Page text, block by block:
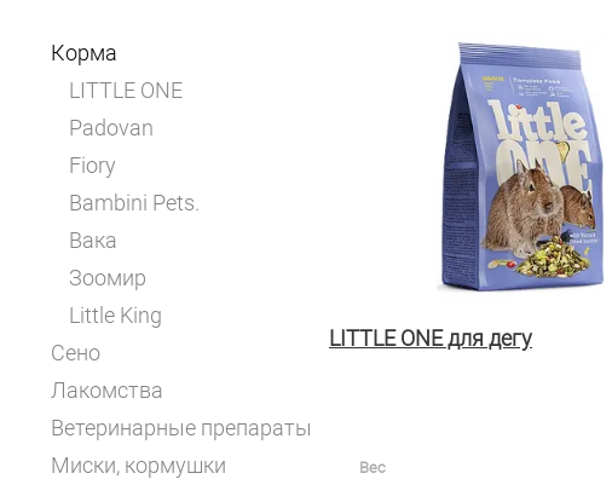
Корма
LITTLE ONE
Padovan
Fiory
Bambini Pets.
Вака
Зоомир
Little King
Сено
Лакомства
Ветеринарные препараты
Миски, кормушки
LITTLE ONE для дегу
Вес